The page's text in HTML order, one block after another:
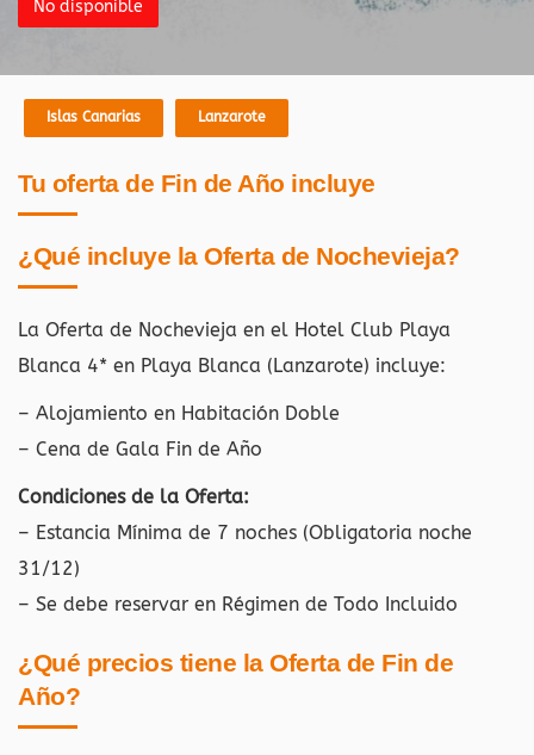
No disponible
Islas Canarias Lanzarote
Tu oferta de Fin de Año incluye
¿Qué incluye la Oferta de Nochevieja?
La Oferta de Nochevieja en el Hotel Club Playa
Blanca 4* en Playa Blanca (Lanzarote) incluye:
– Alojamiento en Habitación Doble
– Cena de Gala Fin de Año
Condiciones de la Oferta:
– Estancia Mínima de 7 noches (Obligatoria noche
31/12)
– Se debe reservar en Régimen de Todo Incluido
¿Qué precios tiene la Oferta de Fin de
Año?